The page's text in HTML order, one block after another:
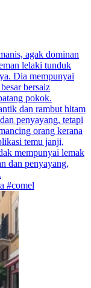
agak dominan
lelaki tunduk
Dia mempunyai
bersaiz
pokok.
dan rambut hitam
penyayang, tetapi
orang kerana
temu janji,
mempunyai lemak
dan penyayang,
#comel